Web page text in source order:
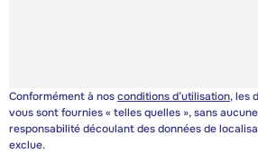
Conformément à nosconditions d’utilisation, les
vous sont fournies « telles quelles », sans
responsabilité découlant des données de
exclue.